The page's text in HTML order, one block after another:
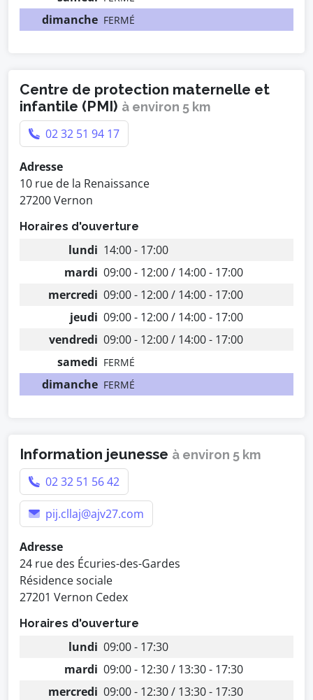
dimanche FERMÉ
Centre de protection maternelle et
infantile (PMI) à environ 5 km
02 32 51 94 17
Adresse
10 rue de la Renaissance
27200 Vernon
Horaires d'ouverture
lundi 14:00 - 17:00
mardi 09:00 - 12:00 / 14:00 - 17:00
mercredi 09:00 - 12:00 / 14:00 - 17:00
jeudi 09:00 - 12:00 / 14:00 - 17:00
vendredi 09:00 - 12:00 / 14:00 - 17:00
samedi FERMÉ
dimanche FERMÉ
Information jeunesse à environ 5 km
02 32 51 56 42
pij.cllaj@ajv27.com
Adresse
24 rue des Écuries-des-Gardes
Résidence sociale
27201 Vernon Cedex
Horaires d'ouverture
lundi 09:00 - 17:30
mardi 09:00 - 12:30 / 13:30 - 17:30
mercredi 09:00 - 12:30 / 13:30 - 17:30